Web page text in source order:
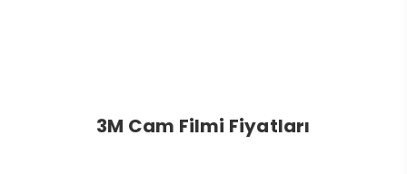
3M Cam Filmi Fiyatları